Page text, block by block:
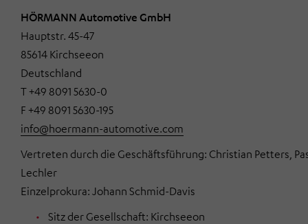
HÖRMANN Automotive GmbH
Hauptstr. 45-47
85614 Kirchseeon
Deutschland
T +49 8091 5630-0
F +49 8091 5630-195
info@hoermann-automotive.com
Vertreten durch die Geschäftsführung: Christian Petters,
Lechler
Einzelprokura: Johann Schmid-Davis
Sitz der Gesellschaft: Kirchseeon